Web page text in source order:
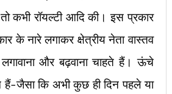
कभी रॉयल्टी आदि की। इस प्रकार
नारे लगाकर क्षेत्रीय नेता वास्तव
और बढ़वाना चाहते हैं। ऊंचे
हैं-जैसा कि अभी कुछ ही दिन पहले या